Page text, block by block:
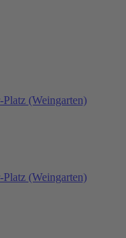
(Weingarten)
(Weingarten)